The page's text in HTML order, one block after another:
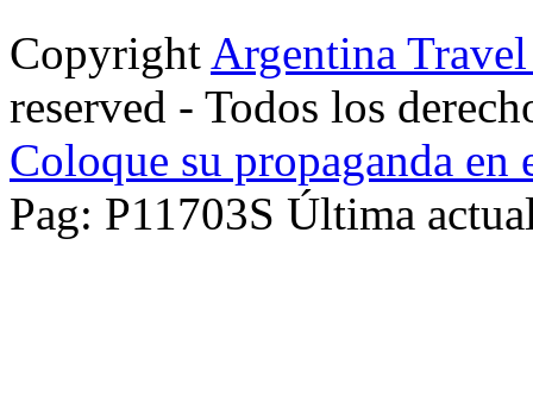
Copyright Argentina
reserved - Todos los
Coloque su propaganda en
Pag: P11703S Última